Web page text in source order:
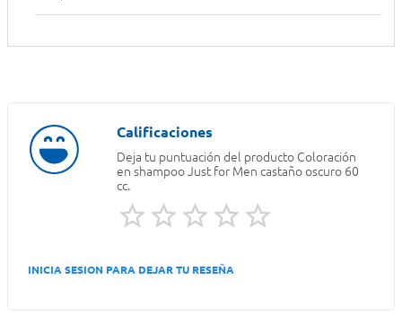
Deja tu puntuación del producto Coloración
en shampoo Just for Men castaño oscuro 60
cc.
INICIA SESION PARA DEJAR TU RESEÑA